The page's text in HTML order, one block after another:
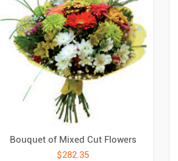
Bouquet of Mixed Cut Flowers
$282.35